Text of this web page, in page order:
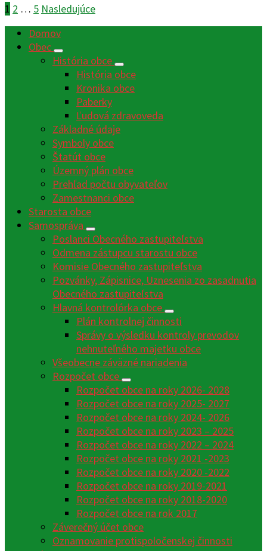
Stránkovanie
príspevkov
1 2 … 5 Nasledujúce
Domov
Obec
História obce
História obce
Kronika obce
Paberky
Ľudová zdravoveda
Základné údaje
Symboly obce
Štatút obce
Územný plán obce
Prehľad počtu obyvateľov
Zamestnanci obce
Starosta obce
Samospráva
Poslanci Obecného zastupiteľstva
Odmena zástupcu starostu obce
Komisie Obecného zastupiteľstva
Pozvánky, Zápisnice, Uznesenia zo zasadnutia
Obecného zastupiteľstva
Hlavná kontrolórka obce
Plán kontrolnej činnosti
Správy o výsledku kontroly prevodov
nehnuteľného majetku obce
Všeobecne záväzné nariadenia
Rozpočet obce
Rozpočet obce na roky 2026- 2028
Rozpočet obce na roky 2025- 2027
Rozpočet obce na roky 2024- 2026
Rozpočet obce na roky 2023 – 2025
Rozpočet obce na roky 2022 – 2024
Rozpočet obce na roky 2021 -2023
Rozpočet obce na roky 2020 -2022
Rozpočet obce na roky 2019-2021
Rozpočet obce na roky 2018-2020
Rozpočet obce na rok 2017
Záverečný účet obce
Oznamovanie protispoločenskej činnosti